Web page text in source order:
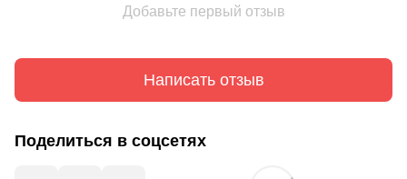
Добавьте первый отзыв
Написать отзыв
Поделиться в соцсетях